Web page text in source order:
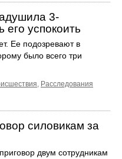
3-
его успокоить
Ее подозревают в
было всего три
, Расследования
силовикам за
двум сотрудникам